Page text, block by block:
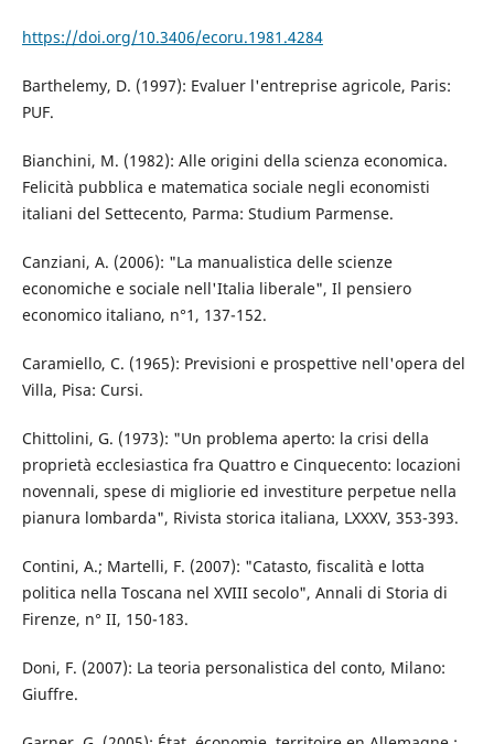
https://doi.org/10.3406/ecoru.1981.4284
Barthelemy, D. (1997): Evaluer l'entreprise agricole, Paris:
PUF.
Bianchini, M. (1982): Alle origini della scienza economica.
Felicità pubblica e matematica sociale negli economisti
italiani del Settecento, Parma: Studium Parmense.
Canziani, A. (2006): "La manualistica delle scienze
economiche e sociale nell'Italia liberale", Il pensiero
economico italiano, n°1, 137-152.
Caramiello, C. (1965): Previsioni e prospettive nell'opera del
Villa, Pisa: Cursi.
Chittolini, G. (1973): "Un problema aperto: la crisi della
proprietà ecclesiastica fra Quattro e Cinquecento: locazioni
novennali, spese di migliorie ed investiture perpetue nella
pianura lombarda", Rivista storica italiana, LXXXV, 353-393.
Contini, A.; Martelli, F. (2007): "Catasto, fiscalità e lotta
politica nella Toscana nel XVIII secolo", Annali di Storia di
Firenze, n° II, 150-183.
Doni, F. (2007): La teoria personalistica del conto, Milano:
Giuffre.